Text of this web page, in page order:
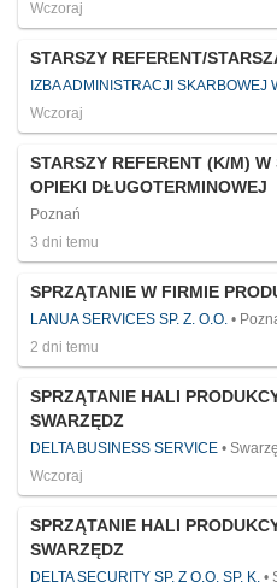
Wczoraj
STARSZY REFERENT/
IZBA ADMINISTRACJI SKARBOWEJ
Wczoraj
STARSZY REFERENT (K/M)
OPIEKI DŁUGOTERMINOWEJ
Poznań
3 dni temu
SPRZĄTANIE W FIRMIE
LANUA SERVICES SP. Z. O.O.
2 dni temu
SPRZĄTANIE HALI
SWARZĘDZ
DELTA BUSINESS SERVICE
Wczoraj
SPRZĄTANIE HALI
SWARZĘDZ
DELTA SECURITY SP. Z O.O. SP. K.